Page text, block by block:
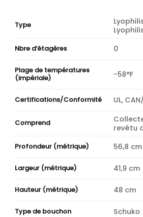
Type
Nbre d’étagères 0
Plage de températures
(impériale)
-58°F
Certifications/Conformité UL,
Comprend
revêtu
Profondeur (métrique) 56,8 cm
Largeur (métrique) 41,9 cm
Hauteur (métrique) 48 cm
Type de bouchon Schuko